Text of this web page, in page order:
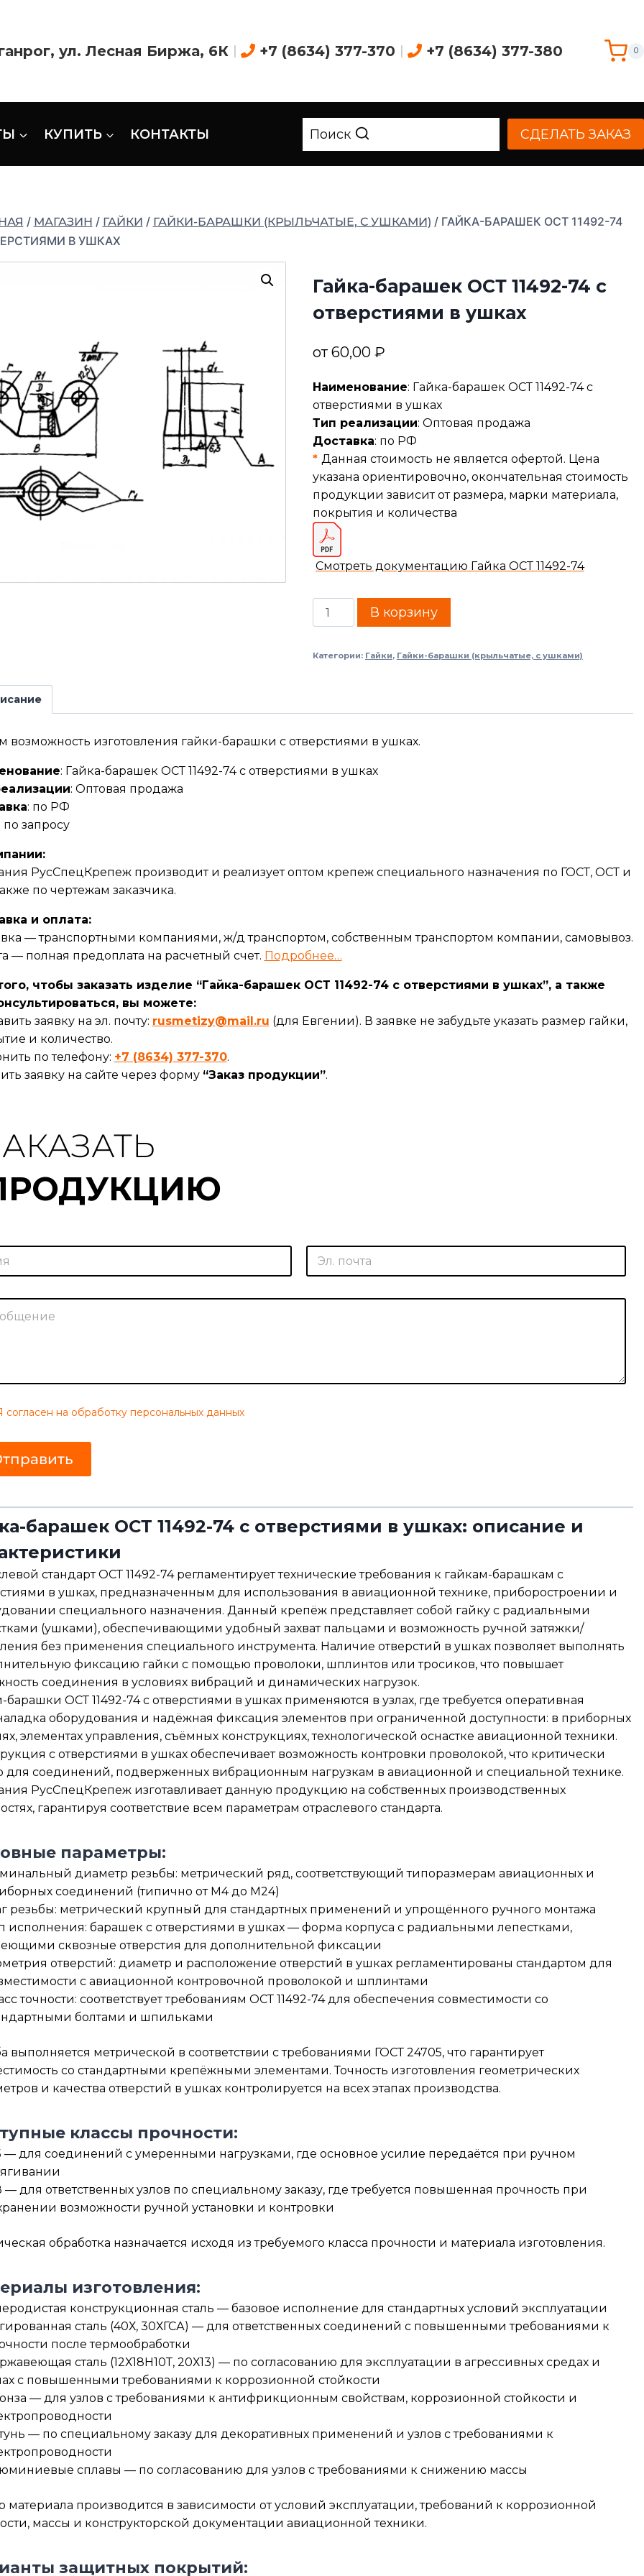
ул. Лесная Биржа, 6К | +7 (8634) 377-370 | +7 (8634) 377-380 0
КУПИТЬ КОНТАКТЫ Поиск СДЕЛАТЬ ЗАКАЗ
/ МАГАЗИН / ГАЙКИ / ГАЙКИ-БАРАШКИ (КРЫЛЬЧАТЫЕ, С УШКАМИ) / ГАЙКА-БАРАШЕК ОСТ 11492-74
В УШКАХ
Гайка-барашек ОСТ 11492-74 с
отверстиями в ушках
от60,00 ₽
Наименование: Гайка-барашек ОСТ 11492-74 с
отверстиями в ушках
Тип реализации: Оптовая продажа
Доставка: по РФ
* Данная стоимость не является офертой. Цена
указана ориентировочно, окончательная стоимость
продукции зависит от размера, марки материала,
покрытия и количества
Смотреть документацию Гайка ОСТ 11492-74
В корзину
Категории: Гайки, Гайки-барашки (крыльчатые, с ушками)
возможность изготовления гайки-барашки с отверстиями в ушках.
: Гайка-барашек ОСТ 11492-74 с отверстиями в ушках
: Оптовая продажа
: по РФ
: по запросу
РусСпецКрепеж производит и реализует оптом крепеж специального назначения по ГОСТ, ОСТ и
по чертежам заказчика.
и оплата:
— транспортными компаниями, ж/д транспортом, собственным транспортом компании, самовывоз.
— полная предоплата на расчетный счет. Подробнее…
чтобы заказать изделие “Гайка-барашек ОСТ 11492-74 с отверстиями в ушках”, а также
вы можете:
заявку на эл. почту: rusmetizy@mail.ru (для Евгении). В заявке не забудьте указать размер гайки,
и количество.
по телефону: +7 (8634) 377-370.
заявку на сайте через форму “Заказ продукции”.
Э
.
о
согласен на обработку персональных данных
барашек ОСТ 11492-74 с отверстиями в ушках: описание и
стандарт ОСТ 11492-74 регламентирует технические требования к гайкам-барашкам с
в ушках, предназначенным для использования в авиационной технике, приборостроении и
специального назначения. Данный крепёж представляет собой гайку с радиальными
(ушками), обеспечивающими удобный захват пальцами и возможность ручной затяжки/
без применения специального инструмента. Наличие отверстий в ушках позволяет выполнять
фиксацию гайки с помощью проволоки, шплинтов или тросиков, что повышает
соединения в условиях вибраций и динамических нагрузок.
барашки ОСТ 11492-74 с отверстиями в ушках применяются в узлах, где требуется оперативная
оборудования и надёжная фиксация элементов при ограниченной доступности: в приборных
элементах управления, съёмных конструкциях, технологической оснастке авиационной техники.
с отверстиями в ушках обеспечивает возможность контровки проволокой, что критически
для соединений, подверженных вибрационным нагрузкам в авиационной и специальной технике.
РусСпецКрепеж изготавливает данную продукцию на собственных производственных
гарантируя соответствие всем параметрам отраслевого стандарта.
параметры:
диаметр резьбы: метрический ряд, соответствующий типоразмерам авиационных и
соединений (типично от М4 до М24)
резьбы: метрический крупный для стандартных применений и упрощённого ручного монтажа
исполнения: барашек с отверстиями в ушках — форма корпуса с радиальными лепестками,
сквозные отверстия для дополнительной фиксации
отверстий: диаметр и расположение отверстий в ушках регламентированы стандартом для
с авиационной контровочной проволокой и шплинтами
точности: соответствует требованиям ОСТ 11492-74 для обеспечения совместимости со
болтами и шпильками
выполняется метрической в соответствии с требованиями ГОСТ 24705, что гарантирует
со стандартными крепёжными элементами. Точность изготовления геометрических
и качества отверстий в ушках контролируется на всех этапах производства.
классы прочности:
— для соединений с умеренными нагрузками, где основное усилие передаётся при ручном
— для ответственных узлов по специальному заказу, где требуется повышенная прочность при
возможности ручной установки и контровки
обработка назначается исходя из требуемого класса прочности и материала изготовления.
изготовления:
конструкционная сталь — базовое исполнение для стандартных условий эксплуатации
сталь (40Х, 30ХГСА) — для ответственных соединений с повышенными требованиями к
после термообработки
сталь (12Х18Н10Т, 20Х13) — по согласованию для эксплуатации в агрессивных средах и
с повышенными требованиями к коррозионной стойкости
— для узлов с требованиями к антифрикционным свойствам, коррозионной стойкости и
— по специальному заказу для декоративных применений и узлов с требованиями к
сплавы — по согласованию для узлов с требованиями к снижению массы
материала производится в зависимости от условий эксплуатации, требований к коррозионной
массы и конструкторской документации авиационной техники.
защитных покрытий: